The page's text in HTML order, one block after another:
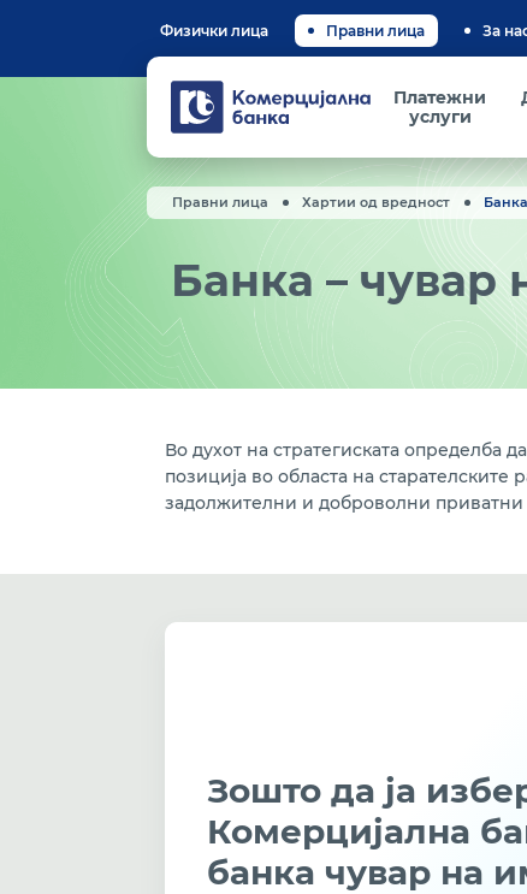
Физички лица Правни лица За
Комерцијална
банка
Платежни
услуги
Правни лица Хартии од вредност
Банка – чувар
Во духот на стратегиската
позиција во областа на
задолжителни и доброволни
Зошто да ја
Комерцијална
банка чувар на